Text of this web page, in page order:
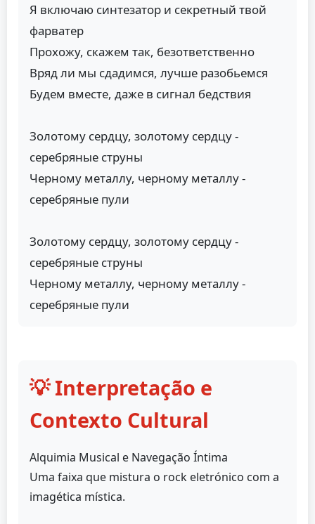
Я включаю синтезатор и секретный твой
фарватер
Прохожу, скажем так, безответственно
Вряд ли мы сдадимся, лучше разобьемся
Будем вместе, даже в сигнал бедствия
Золотому сердцу, золотому сердцу -
серебряные струны
Черному металлу, черному металлу -
серебряные пули
Золотому сердцу, золотому сердцу -
серебряные струны
Черному металлу, черному металлу -
серебряные пули
💡 Interpretação e
Contexto Cultural
Alquimia Musical e Navegação Íntima
Uma faixa que mistura o rock eletrónico com a
imagética mística.